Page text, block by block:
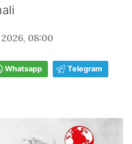
08:00
Whatsapp Telegram